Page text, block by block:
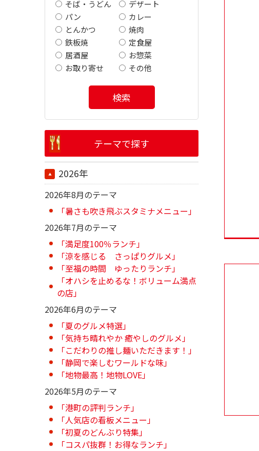
そば・うどん
デザート
パン
カレー
とんかつ
焼肉
鉄板焼
定食屋
居酒屋
お惣菜
お取り寄せ
その他
検索
テーマで探す
2026年
2026年8月のテーマ
「暑さも吹き飛ぶスタミナメニュー」
2026年7月のテーマ
「満足度100％ランチ」
「涼を感じる さっぱりグルメ」
「至福の時間 ゆったりランチ」
「オハシを止めるな！ボリューム満点
の店」
2026年6月のテーマ
「夏のグルメ特選」
「気持ち晴れやか 癒やしのグルメ」
「こだわりの推し麺いただきます！」
「静岡で楽しむワールドな味」
「地物最高！地物LOVE」
2026年5月のテーマ
「港町の評判ランチ」
「人気店の看板メニュー」
「初夏のどんぶり特集」
「コスパ抜群！お得なランチ」